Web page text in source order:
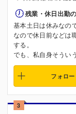
残業・休日出勤
基本土日は休みなの
なので休日前などは
する。
でも、私自身そうい
フォロー
3